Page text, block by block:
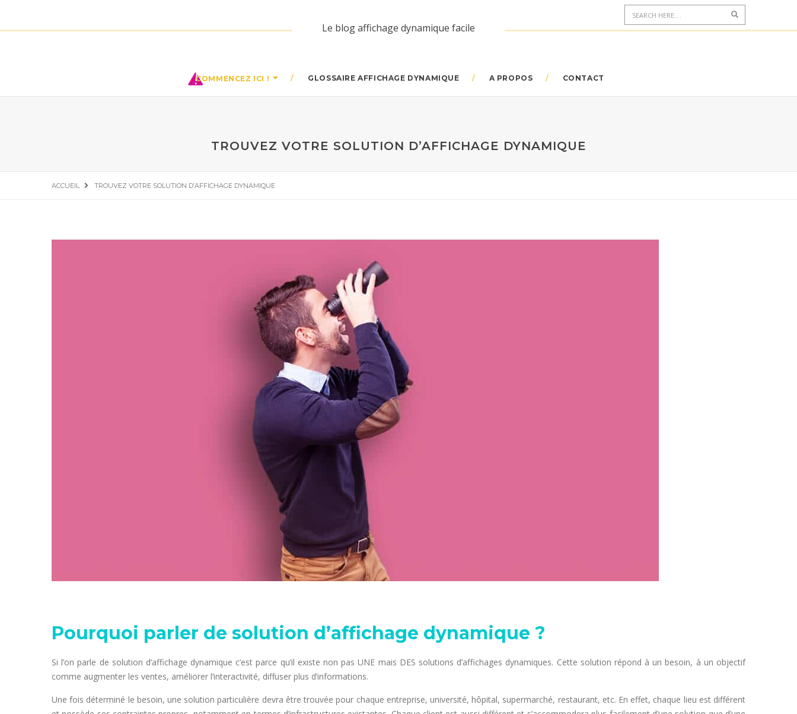
Le blog affichage dynamique facile
COMMENCEZ ICI ! GLOSSAIRE AFFICHAGE DYNAMIQUE A PROPOS CONTACT
TROUVEZ VOTRE SOLUTION D’AFFICHAGE DYNAMIQUE
ACCUEIL TROUVEZ VOTRE SOLUTION D’AFFICHAGE DYNAMIQUE
Pourquoi parler de solution d’affichage dynamique ?
Si l’on parle de solution d’affichage dynamique c’est parce qu’il existe non pas UNE mais DES solutions d’affichages dynamiques. Cette solution répond à un besoin, à un objectif
comme augmenter les ventes, améliorer l’interactivité, diffuser plus d’informations.
Une fois déterminé le besoin, une solution particulière devra être trouvée pour chaque entreprise, université, hôpital, supermarché, restaurant, etc. En effet, chaque lieu est différent